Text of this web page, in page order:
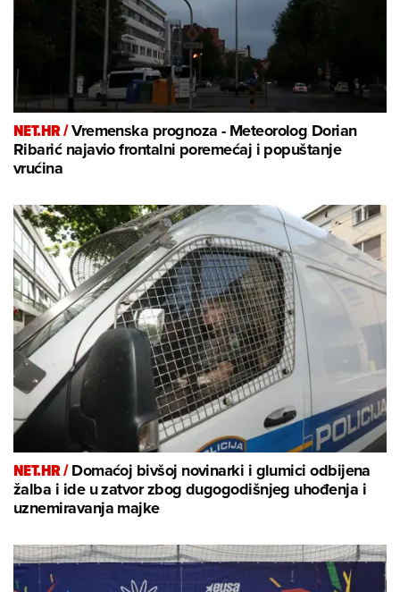
NET.HR /Vremenska prognoza - Meteorolog Dorian
Ribarić najavio frontalni poremećaj i popuštanje
vrućina
NET.HR /Domaćoj bivšoj novinarki i glumici odbijena
žalba i ide u zatvor zbog dugogodišnjeg uhođenja i
uznemiravanja majke